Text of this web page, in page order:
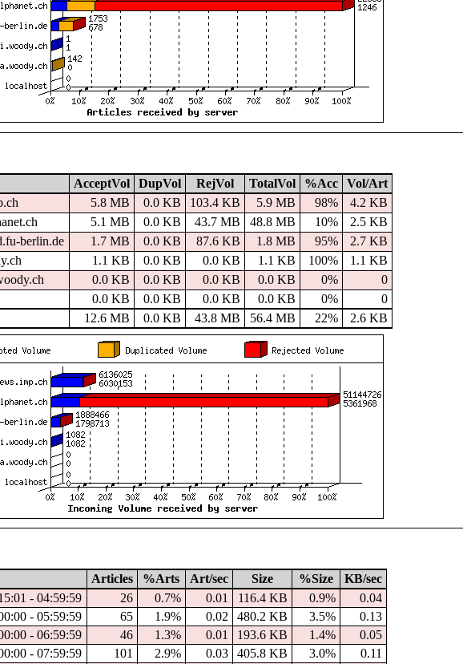
AcceptVol DupVol RejVol TotalVol %Acc
Vol/Art
5.8 MB 0.0 KB 103.4 KB 5.9 MB 98%
4.2 KB
5.1 MB 0.0 KB 43.7 MB 48.8 MB 10%
2.5 KB
berlin.de 1.7 MB 0.0 KB 87.6 KB 1.8 MB 95%
2.7 KB
1.1 KB 0.0 KB 0.0 KB 1.1 KB 100%
1.1 KB
0.0 KB 0.0 KB 0.0 KB 0.0 KB 0%
0
0.0 KB 0.0 KB 0.0 KB 0.0 KB 0%
0
12.6 MB 0.0 KB 43.8 MB 56.4 MB 22% 2.6 KB
Articles %Arts Art/sec Size %Size
KB/sec
- 04:59:59
26 0.7% 0.01 116.4 KB 0.9%
0.04
- 05:59:59
65 1.9% 0.02 480.2 KB 3.5%
0.13
- 06:59:59
46 1.3% 0.01 193.6 KB 1.4%
0.05
- 07:59:59
101 2.9% 0.03 405.8 KB 3.0%
0.11